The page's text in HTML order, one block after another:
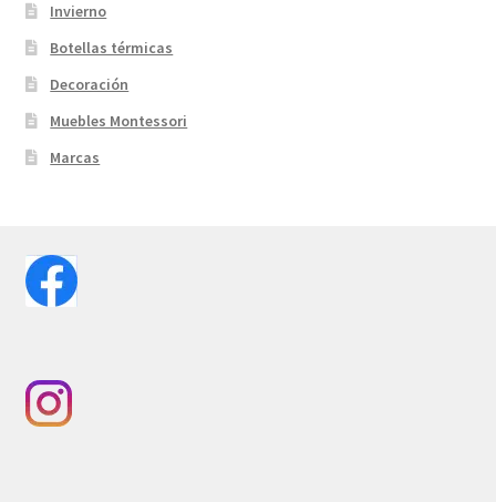
Invierno
Botellas térmicas
Decoración
Muebles Montessori
Marcas